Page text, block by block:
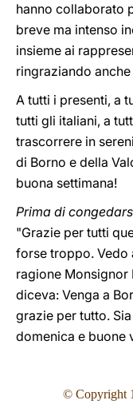
hanno collaborato
breve ma intenso
insieme ai
ringraziando
A tutti i presenti, a
tutti gli italiani, a
trascorrere in
di Borno e della
buona settimana!
Prima di
"Grazie per tutti
forse troppo. Vedo
ragione Monsignor
diceva: Venga a
grazie per tutto.
domenica e buone
© Copyright